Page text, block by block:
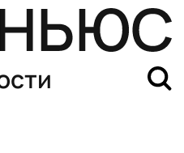
что Авдеевку